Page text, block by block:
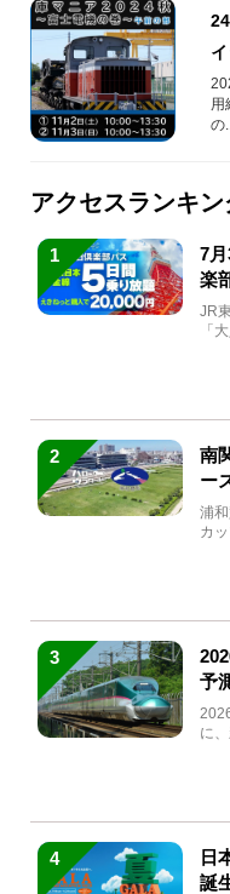
用
の...
アクセスランキン
1
7
楽
JR
「
2
南
ー
馬
浦
カ
3
予
急
に
4
日
誕